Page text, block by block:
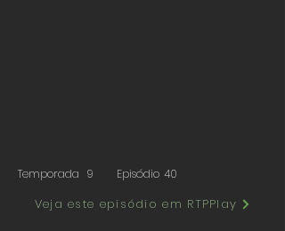
Temporada 9 Episódio 40
Veja este episódio em RTPPlay